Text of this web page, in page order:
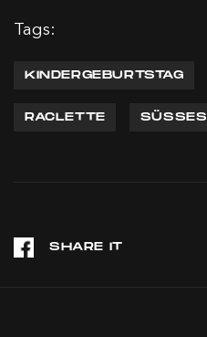
Tags:
KINDERGEBURTSTAG
RACLETTE SÜSSES